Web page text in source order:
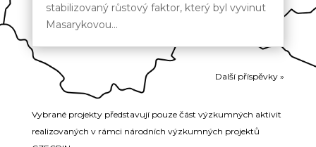
stabilizovaný růstový faktor, který byl vyvinut
Masarykovou...
Další příspěvky »
Vybrané projekty představují pouze část výzkumných aktivit
realizovaných v rámci národních výzkumných projektů